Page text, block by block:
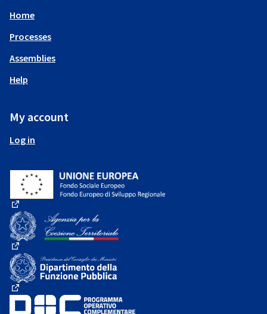
Home
Processes
Assemblies
Help
My account
Log in
(External link)
(External link)
(External link)